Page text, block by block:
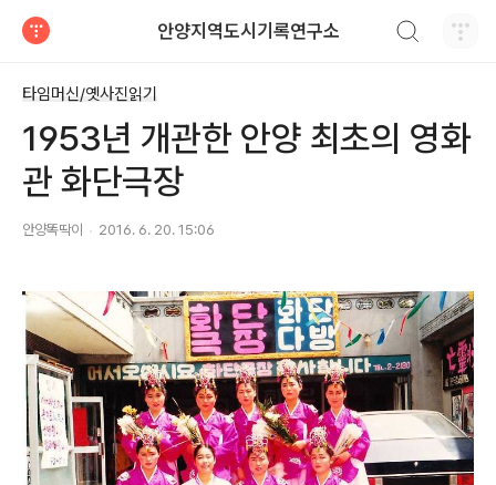
안양지역도시기록연구소
타임머신/옛사진읽기
1953년 개관한 안양 최초의 영화
관 화단극장
안양똑딱이 2016. 6. 20. 15:06